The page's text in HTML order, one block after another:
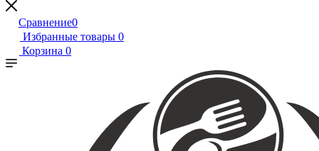
Сравнение0
Избранные товары 0
Корзина 0